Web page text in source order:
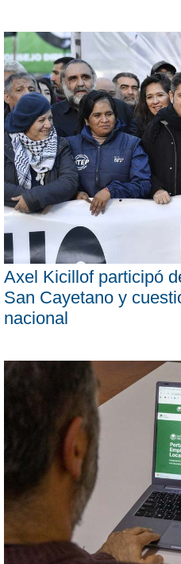
Axel Kicillof participó
San Cayetano y
nacional